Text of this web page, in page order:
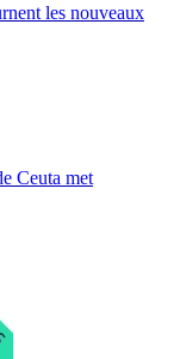
les nouveaux
Ceuta met